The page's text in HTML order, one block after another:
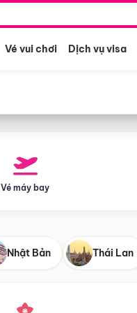
Vé vui chơi Dịch vụ visa
Vé máy bay
Nhật Bản Thái Lan